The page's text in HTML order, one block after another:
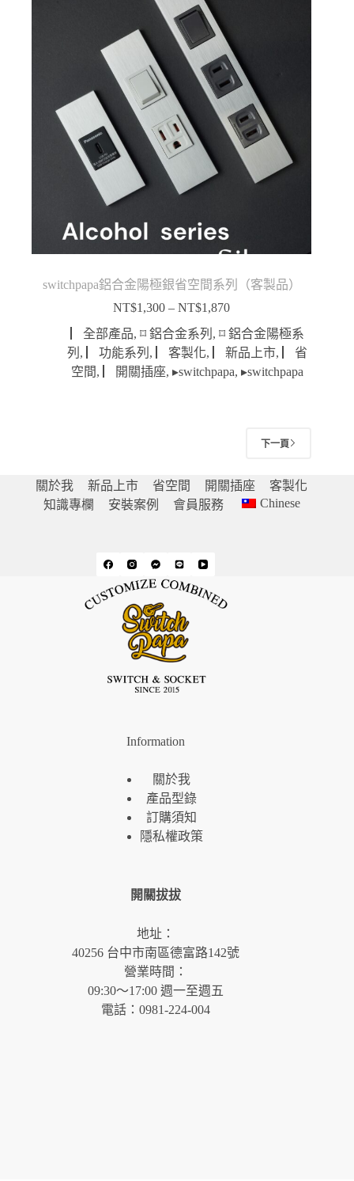
switchpapa鋁合金陽極銀省空間系列（客製品）
NT$1,300 – NT$1,870價
格
範
圍：
NT$1,300
▏全部產品,⌑ 鋁合金系列 ,⌑ 鋁合金陽極系
列 , ▏功能系列 , ▏客製化, ▏新品上市,
▏省
空間, ▏開關插座,▸switchpapa,▸switchpapa
下一頁
關於我 新品上市 省空間 開關插座
客製化
知識專欄
安裝案例 會員服務 Chinese
Information
關於我
產品型錄
訂購須知
隱私權政策
開關拔拔
地址：
40256 台中市南區德富路142號
營業時間：
09:30～17:00 週一至週五
電話：0981-224-004